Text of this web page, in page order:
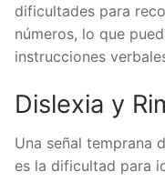
dificultades para
números, lo que
instrucciones
Dislexia y
Una señal temprana
es la dificultad para